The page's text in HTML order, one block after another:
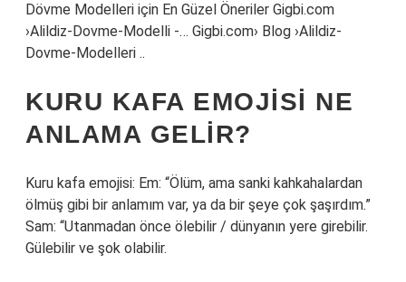
Dövme Modelleri için En Güzel Öneriler Gigbi.com
›Alildiz-Dovme-Modelli -… Gigbi.com› Blog ›Alildiz-
Dovme-Modelleri ..
KURU KAFA EMOJISI NE
ANLAMA GELIR?
Kuru kafa emojisi: Em: “Ölüm, ama sanki kahkahalardan
ölmüş gibi bir anlamım var, ya da bir şeye çok şaşırdım.”
Sam: “Utanmadan önce ölebilir / dünyanın yere girebilir.
Gülebilir ve şok olabilir.